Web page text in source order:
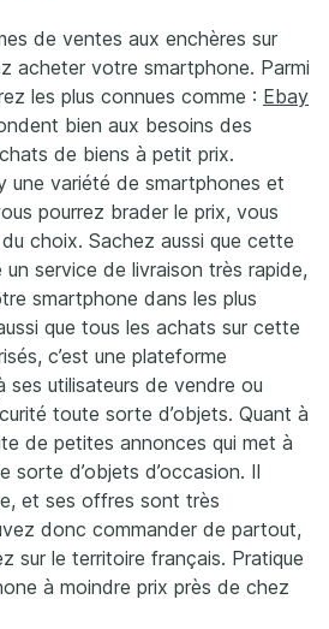
de ventes aux enchères sur
acheter votre smartphone. Parmi
les plus connues comme : Ebay
bien aux besoins des
de biens à petit prix.
une variété de smartphones et
pourrez brader le prix, vous
du choix. Sachez aussi que cette
service de livraison très rapide,
smartphone dans les plus
que tous les achats sur cette
c’est une plateforme
ses utilisateurs de vendre ou
toute sorte d’objets. Quant à
de petites annonces qui met à
d’objets d’occasion. Il
et ses offres sont très
donc commander de partout,
sur le territoire français. Pratique
à moindre prix près de chez